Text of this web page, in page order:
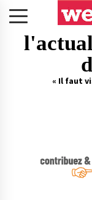
« Il faut